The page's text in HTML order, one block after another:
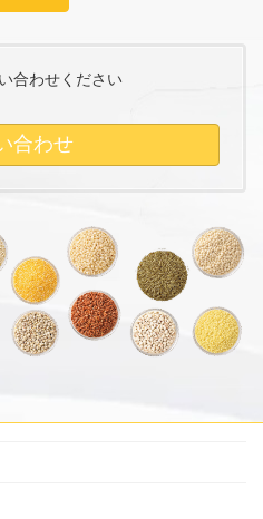
合わせください
合わせ